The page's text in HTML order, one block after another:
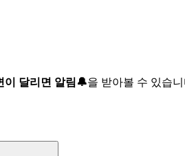
이 달리면 알림🔔을 받아볼 수 있습